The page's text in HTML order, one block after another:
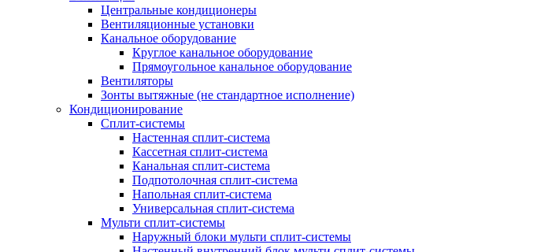
Центральные кондиционеры
Вентиляционные установки
Канальное оборудование
Круглое канальное оборудование
Прямоугольное канальное оборудование
Вентиляторы
Зонты вытяжные (не стандартное исполнение)
Кондиционирование
Сплит-системы
Настенная сплит-система
Кассетная сплит-система
Канальная сплит-система
Подпотолочная сплит-система
Напольная сплит-система
Универсальная сплит-система
Мульти сплит-системы
Наружный блоки мульти сплит-системы